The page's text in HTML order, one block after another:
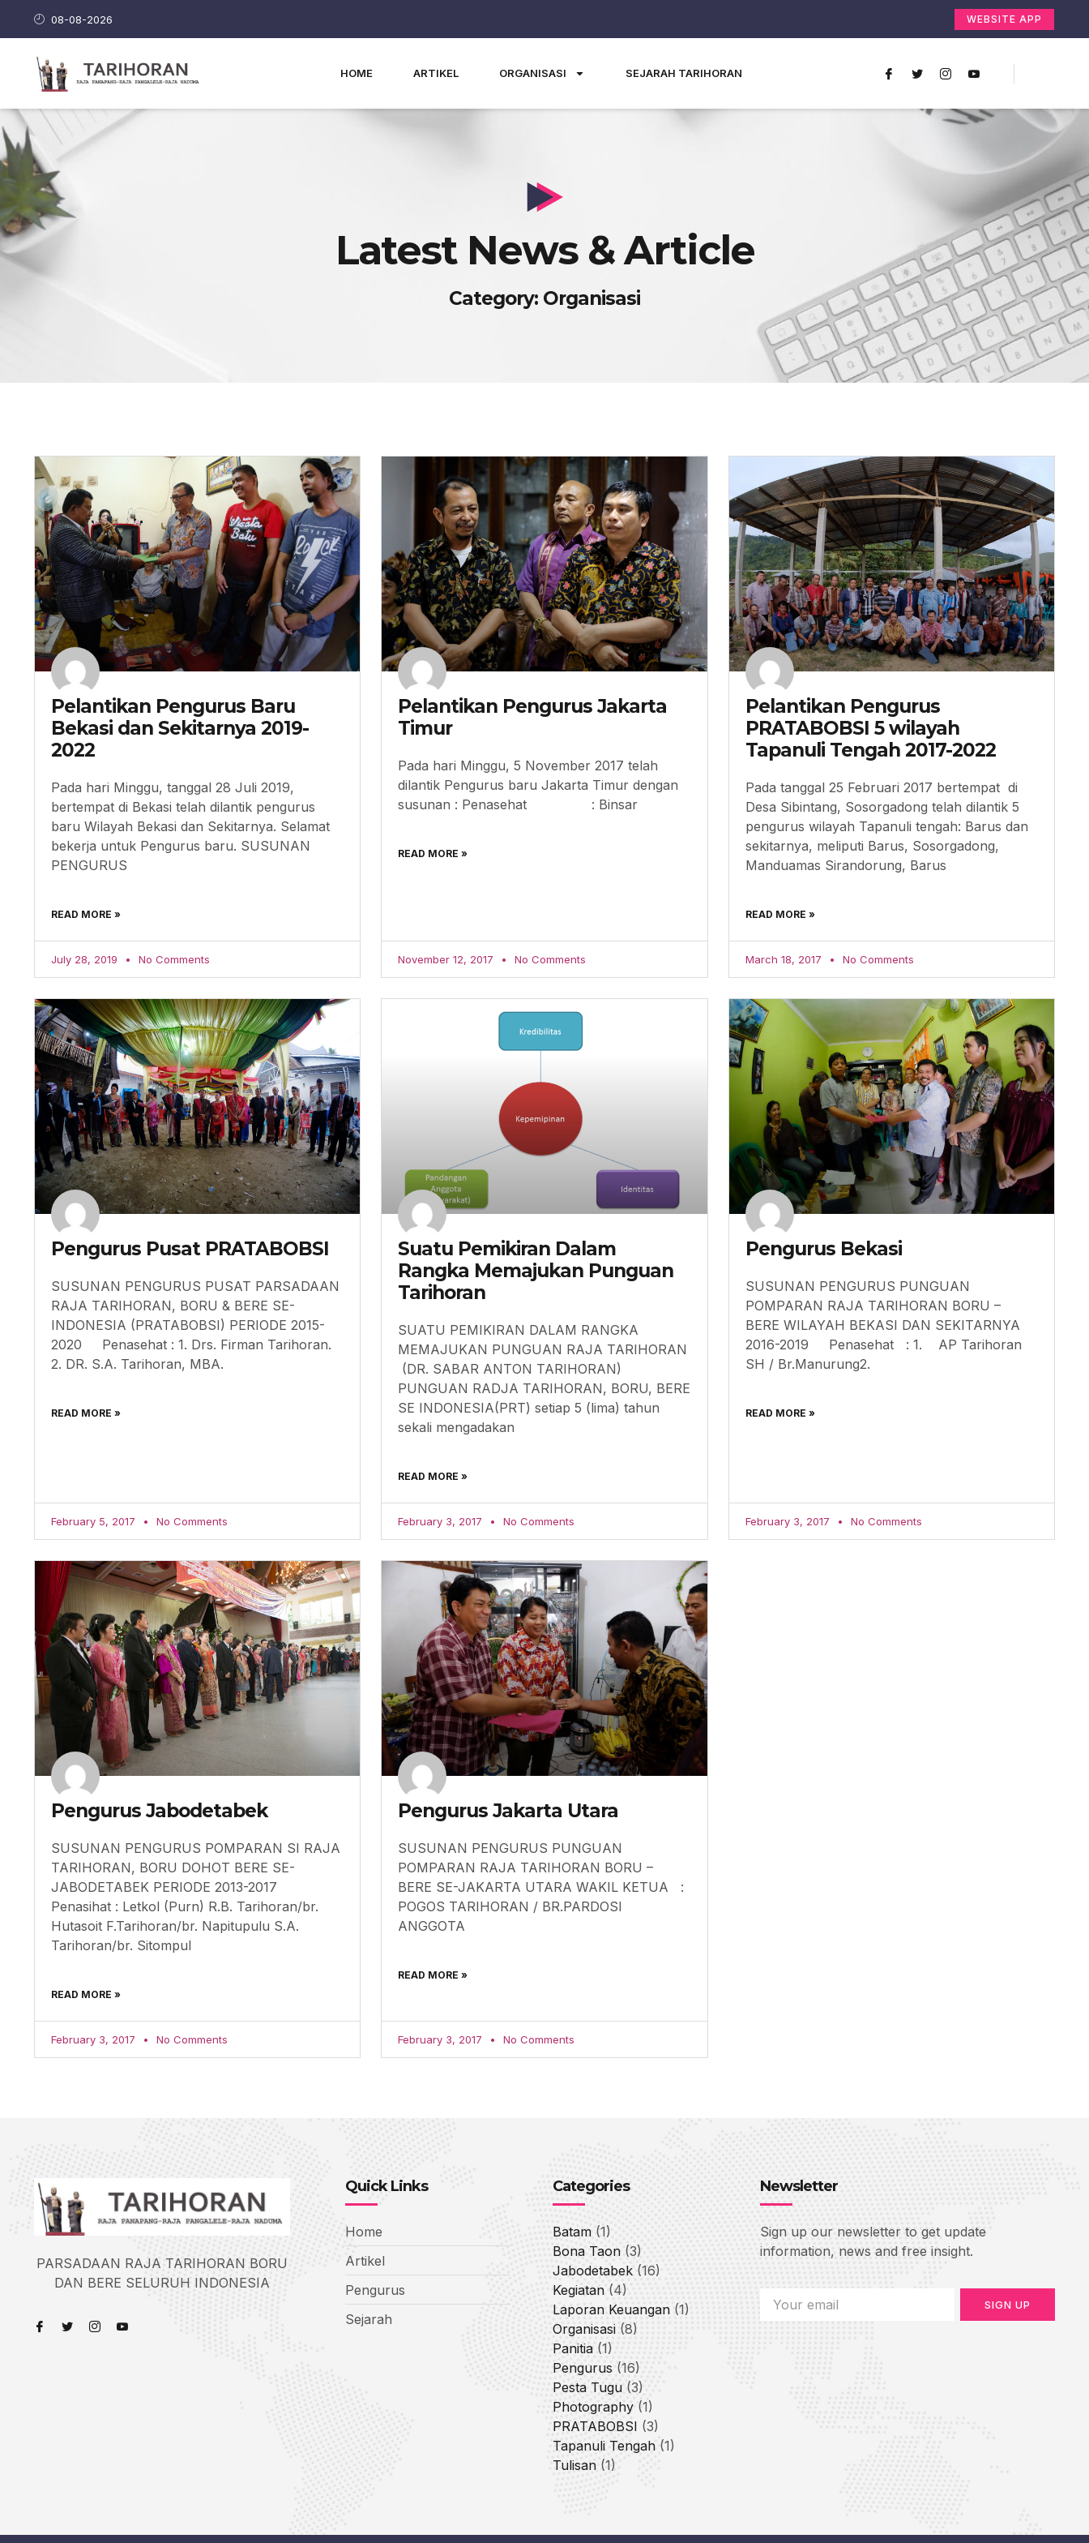
08-08-2026 WEBSITE APP
HOME ARTIKEL ORGANISASI SEJARAH TARIHORAN
Latest News & Article
Category: Organisasi
Pelantikan Pengurus Baru
Bekasi dan Sekitarnya 2019-
2022
Pada hari Minggu, tanggal 28 Juli 2019,
bertempat di Bekasi telah dilantik pengurus
baru Wilayah Bekasi dan Sekitarnya. Selamat
bekerja untuk Pengurus baru. SUSUNAN
PENGURUS
READ MORE »
July 28, 2019 No Comments
Pelantikan Pengurus Jakarta
Timur
Pada hari Minggu, 5 November 2017 telah
dilantik Pengurus baru Jakarta Timur dengan
susunan : Penasehat : Binsar
READ MORE »
November 12, 2017 No Comments
Pelantikan Pengurus
PRATABOBSI 5 wilayah
Tapanuli Tengah 2017-2022
Pada tanggal 25 Februari 2017 bertempat di
Desa Sibintang, Sosorgadong telah dilantik 5
pengurus wilayah Tapanuli tengah: Barus dan
sekitarnya, meliputi Barus, Sosorgadong,
Manduamas Sirandorung, Barus
READ MORE »
March 18, 2017 No Comments
Pengurus Pusat PRATABOBSI
SUSUNAN PENGURUS PUSAT PARSADAAN
RAJA TARIHORAN, BORU & BERE SE-
INDONESIA (PRATABOBSI) PERIODE 2015-
2020 Penasehat : 1. Drs. Firman Tarihoran.
2. DR. S.A. Tarihoran, MBA.
READ MORE »
February 5, 2017 No Comments
Suatu Pemikiran Dalam
Rangka Memajukan Punguan
Tarihoran
SUATU PEMIKIRAN DALAM RANGKA
MEMAJUKAN PUNGUAN RAJA TARIHORAN
(DR. SABAR ANTON TARIHORAN)
PUNGUAN RADJA TARIHORAN, BORU, BERE
SE INDONESIA(PRT) setiap 5 (lima) tahun
sekali mengadakan
READ MORE »
February 3, 2017 No Comments
Pengurus Bekasi
SUSUNAN PENGURUS PUNGUAN
POMPARAN RAJA TARIHORAN BORU –
BERE WILAYAH BEKASI DAN SEKITARNYA
2016-2019 Penasehat : 1. AP Tarihoran
SH / Br.Manurung2.
READ MORE »
February 3, 2017 No Comments
Pengurus Jabodetabek
SUSUNAN PENGURUS POMPARAN SI RAJA
TARIHORAN, BORU DOHOT BERE SE-
JABODETABEK PERIODE 2013-2017
Penasihat : Letkol (Purn) R.B. Tarihoran/br.
Hutasoit F.Tarihoran/br. Napitupulu S.A.
Tarihoran/br. Sitompul
READ MORE »
February 3, 2017 No Comments
Pengurus Jakarta Utara
SUSUNAN PENGURUS PUNGUAN
POMPARAN RAJA TARIHORAN BORU –
BERE SE-JAKARTA UTARA WAKIL KETUA :
POGOS TARIHORAN / BR.PARDOSI
ANGGOTA
READ MORE »
February 3, 2017 No Comments
PARSADAAN RAJA TARIHORAN BORU
DAN BERE SELURUH INDONESIA
Quick Links
Home
Artikel
Pengurus
Sejarah
Categories
Batam (1)
Bona Taon (3)
Jabodetabek (16)
Kegiatan (4)
Laporan Keuangan (1)
Organisasi (8)
Panitia (1)
Pengurus (16)
Pesta Tugu (3)
Photography (1)
PRATABOBSI (3)
Tapanuli Tengah (1)
Tulisan (1)
Newsletter
Sign up our newsletter to get update
information, news and free insight.
SIGN UP